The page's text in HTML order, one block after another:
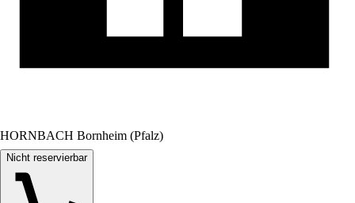
HORNBACH Bornheim (Pfalz)
Nicht reservierbar